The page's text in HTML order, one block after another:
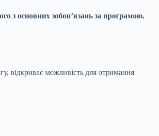
з основних зобов’язань за програмою.
відкриває можливість для отримання